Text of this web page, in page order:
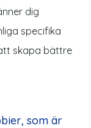
dig
specifika
skapa bättre
som är